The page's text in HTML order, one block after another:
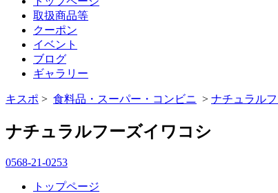
取扱商品等
クーポン
イベント
ブログ
ギャラリー
キスポ > 食料品・スーパー・コンビニ > ナチュラル
ナチュラルフーズイワコシ
0568-21-0253
トップページ